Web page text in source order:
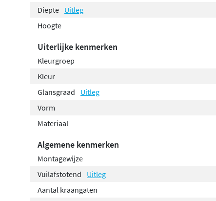
Diepte Uitleg
Hoogte
Uiterlijke kenmerken
Kleurgroep
Kleur
Glansgraad
Uitleg
Vorm
Materiaal
Algemene kenmerken
Montagewijze
Vuilafstotend
Uitleg
Aantal kraangaten